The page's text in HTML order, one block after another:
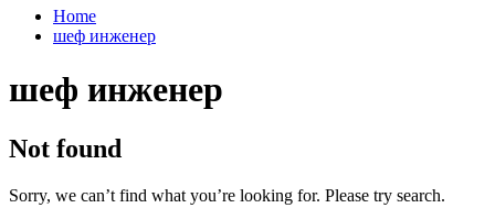
Home
шеф инженер
шеф инженер
Not found
Sorry, we can’t find what you’re looking for. Please try search.